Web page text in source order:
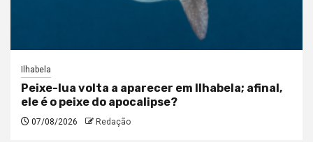
Ilhabela
Peixe-lua volta a aparecer em Ilhabela; afinal,
ele é o peixe do apocalipse?
07/08/2026 Redação